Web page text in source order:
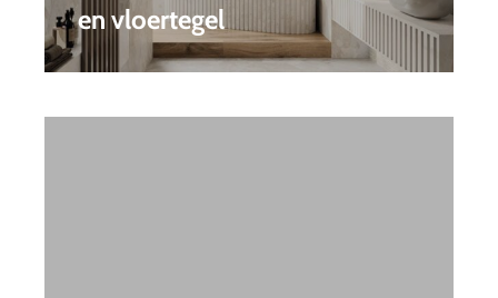
en vloertegel